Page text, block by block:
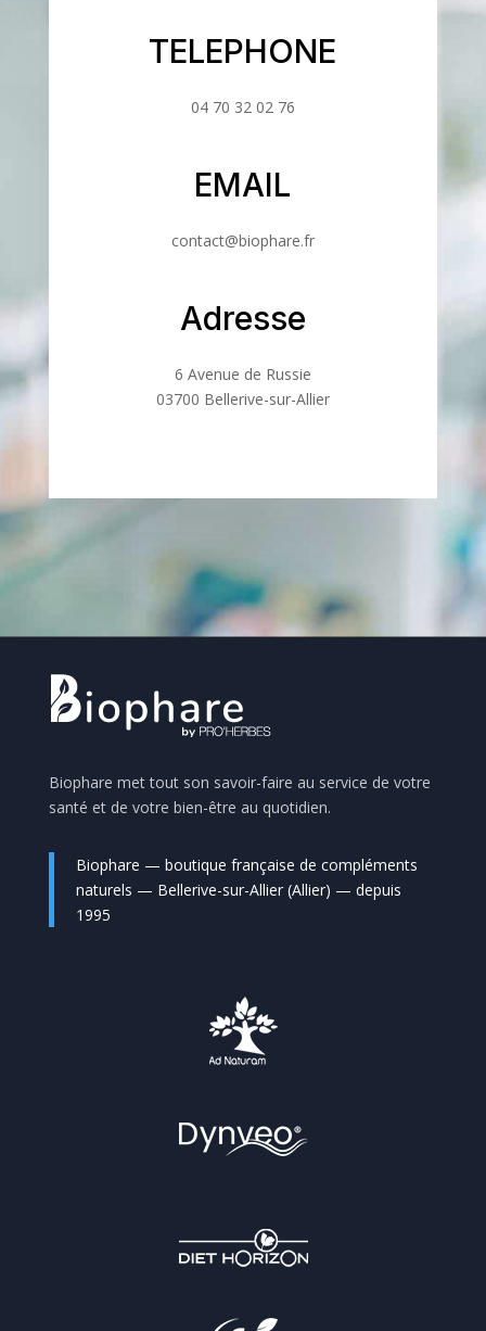
TELEPHONE
04 70 32 02 76
EMAIL
contact@biophare.fr
Adresse
6 Avenue de Russie
03700 Bellerive-sur-Allier
Biophare met tout son savoir-faire au service de votre
santé et de votre bien-être au quotidien.
Biophare — boutique française de compléments
naturels — Bellerive-sur-Allier (Allier) — depuis
1995